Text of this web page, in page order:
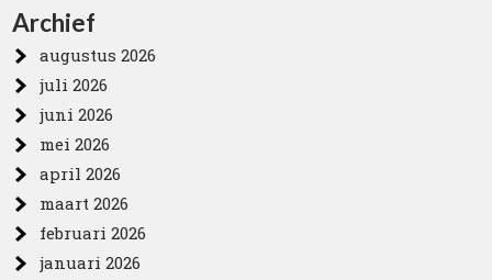
Archief
augustus 2026
juli 2026
juni 2026
mei 2026
april 2026
maart 2026
februari 2026
januari 2026